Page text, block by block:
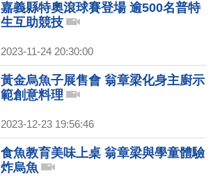
嘉義縣特奧滾球賽登場 逾500名普特
生互助競技
2023-11-24 20:30:00
黃金烏魚子展售會 翁章梁化身主廚示
範創意料理
2023-12-23 19:56:46
食魚教育美味上桌 翁章梁與學童體驗
炸烏魚